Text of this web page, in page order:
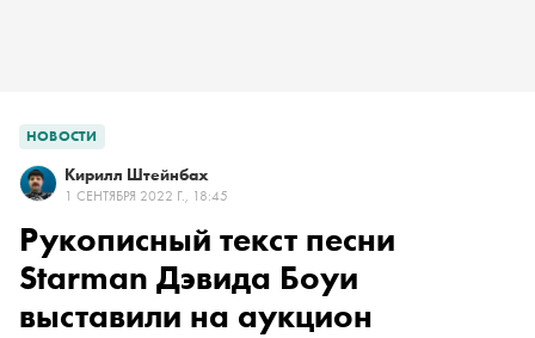
НОВОСТИ
Кирилл Штейнбах
1 СЕНТЯБРЯ 2022 Г., 18:45
Рукописный текст песни
Starman Дэвида Боуи
выставили на аукцион